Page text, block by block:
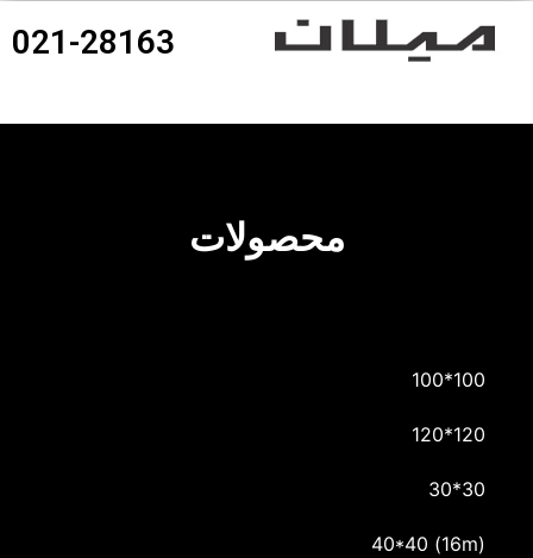
021-28163
محصولات
100*100
120*120
30*30
(16m) 40*40